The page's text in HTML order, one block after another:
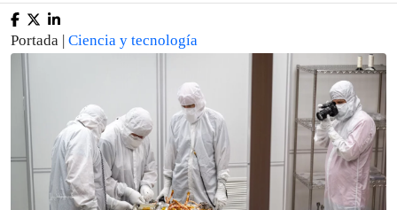
Portada | Ciencia y tecnología